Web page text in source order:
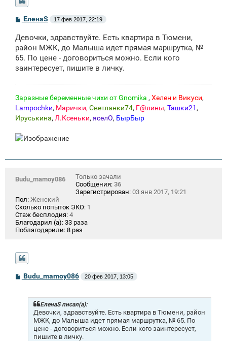
С
о
б
щ
н
и
ЕленаS 17 фев 2017, 22:19
Девочки, здравствуйте. Есть квартира в Тюмени,
район МЖК, до Малыша идет прямая маршрутка, №
65. По цене - договориться можно. Если кого
заинтересует, пишите в личку.
Заразные беременные чихи от Gnomikа , Хелен и Викуси,
Lampochkи, Марички,Светланки74, Г@лины, Ташки21,
Ируськина, Л.Ксеньки, яселО, БырБыр
Budu_mamoy086
Только зачали
Сообщения: 36
Зарегистрирован: 03 янв 2017, 19:21
Пол: Женский
Сколько попыток ЭКО: 1
Стаж бесплодия: 4
Благодарил (а): 33 раза
Поблагодарили: 8 раз
СBudu_mamoy086 20 фев 2017, 13:05
ЕленаS писал(а):
Девочки, здравствуйте. Есть квартира в Тюмени, район
МЖК, до Малыша идет прямая маршрутка, № 65. По
цене - договориться можно. Если кого заинтересует,
пишите в личку.